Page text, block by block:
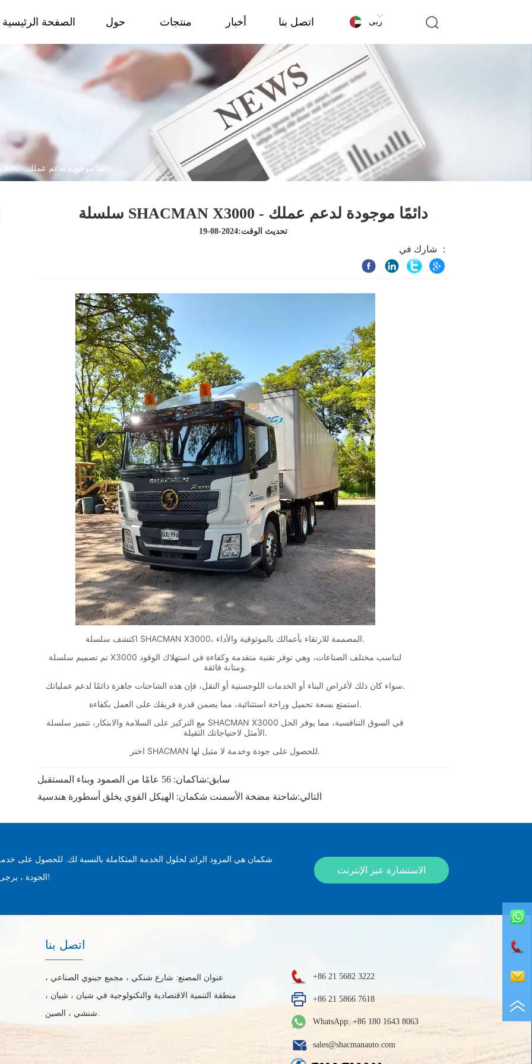
الصفحة الرئيسية حول منتجات أخبار اتصل بنا عربى
سلسلة SHACMAN X3000 - دائمًا موجودة لدعم عملك
سلسلة SHACMAN X3000 - دائمًا موجودة لدعم عملك
تحديث الوقت:2024-08-19
شارك في ：
سابق:شاكمان: 56 عامًا من الصمود وبناء المستقبل
التالي:شاحنة مضخة الأسمنت شكمان: الهيكل القوي يخلق أسطورة هندسية
شكمان هي المزود الرائد لحلول الخدمة المتكاملة بالنسبة لك. للحصول على
الجودة ، يرجى الاتصال بنا على الفور!
الاستشارة عبر الإنترنت
اتصل بنا
عنوان المصنع: شارع شنكي ، مجمع جينوي الصناعي ،
منطقة التنمية الاقتصادية والتكنولوجية في شيان ، شيان ،
+86 21 5682 3222
+86 21 5866 7618
WhatsApp: +86 180 1643 8063
sales@shacmanauto.com